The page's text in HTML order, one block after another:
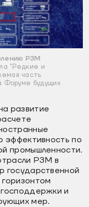
РЗМ
"Редкие и
часть
Форуме будущих
развитие
эффективность по
промышленности.
РЗМ в
государственной
и
мер.